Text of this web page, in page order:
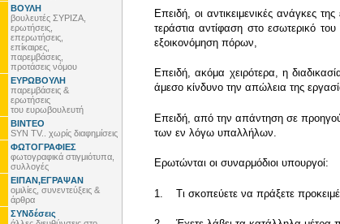
ΒΟΥΛΗ
βουλευτές ΣΥΡΙΖΑ,
ερωτήσεις,
επερωτήσεις,
επίκαιρες,
παρεμβάσεις,
προτάσεις νόμου
ΕΥΡΩΒΟΥΛΗ
παρεμβάσεις &
ερωτήσεις
του ευρωβουλευτή
ΒΙΝΤΕΟ
SYN TV.. χωρίς διαφημίσεις
ΦΩΤΟΓΡΑΦΙΕΣ
φωτογραφικά στιγμιότυπα,
συλλογές
ΕΙΠΑΝ,ΕΓΡΑΨΑΝ
ομιλίες, συνεντεύξεις &
άρθρα
ΣΥΝδέσεις
Επειδή, οι αντικειμενικές ανάγκες
τεράστια αντίφαση στο εσωτερικό
εξοικονόμηση πόρων,
Επειδή, ακόμα χειρότερα, η
άμεσο κίνδυνο την απώλεια της
Επειδή, από την απάντηση σε
των εν λόγω υπαλλήλων.
Ερωτώνται οι συναρμόδιοι υπουργοί:
1. Τι σκοπεύετε να πράξετε